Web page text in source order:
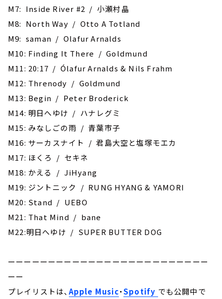
M7: Inside River #2 / 小瀬村晶
M8: North Way / Otto A Totland
M9: saman / Olafur Arnalds
M10: Finding It There / Goldmund
M11: 20:17 / Ólafur Arnalds & Nils Frahm
M12: Threnody / Goldmund
M13: Begin / Peter Broderick
M14: 明日へゆけ / ハナレグミ
M15: みなしごの雨 / 青葉市子
M16: サーカスナイト / 君島大空と塩塚モエカ
M17: ‎ほくろ / セキネ
M18: かえる / JiHyang
M19: ジントニック / RUNG HYANG & YAMORI
M20: Stand / UEBO
M21: That Mind / bane
M22:明日へゆけ / SUPER BUTTER DOG
ーーーーーーーーーーーーーーーーーーーーーーーーー
ーー
プレイリストは、 Apple Music・Spotify でも公開中で